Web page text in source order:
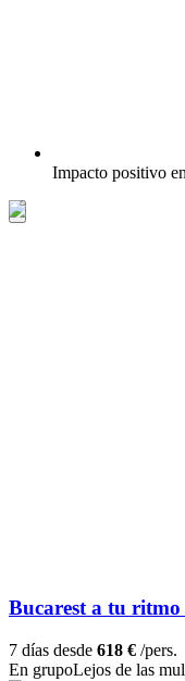
Impacto positivo
Bucarest a tu
7 días desde 618 € /pers.
En grupoLejos de las